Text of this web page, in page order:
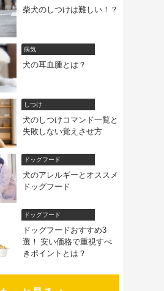
柴犬のしつけは難しい！？
病気
犬の耳血腫とは？
しつけ
犬のしつけコマンド一覧と
失敗しない覚えさせ方
ドッグフード
犬のアレルギーとオススメ
ドッグフード
ドッグフード
ドッグフードおすすめ3
選！ 安い価格で重視すべ
きポイントとは？